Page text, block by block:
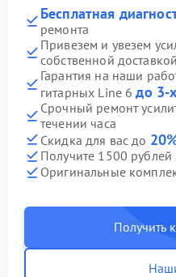
Бесплатная
ремонта
Привезем и увезем
собственной доставкой
Гарантия на наши
гитарных Line 6до 3-
Срочный ремонт
течении часа
Скидка для вас до
Получите 1500
Оригинальные
Получить